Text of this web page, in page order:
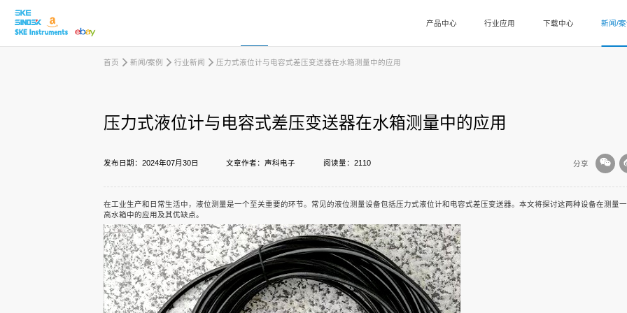
产品中心 行业应用 下载中心 新闻/
首页 新闻/案例 行业新闻 压力式液位计与电容式差压变送器在水箱测量中的应用
压力式液位计与电容式差压变送器在水箱测量中的应用
发布日期：2024年07月30日 文章作者：声科电子 阅读量：2110 分享
在工业生产和日常生活中，液位测量是一个至关重要的环节。常见的液位测量设备包括压力式液位计和电容式差压变送器。本文将探讨这两种设备在测量
高水箱中的应用及其优缺点。